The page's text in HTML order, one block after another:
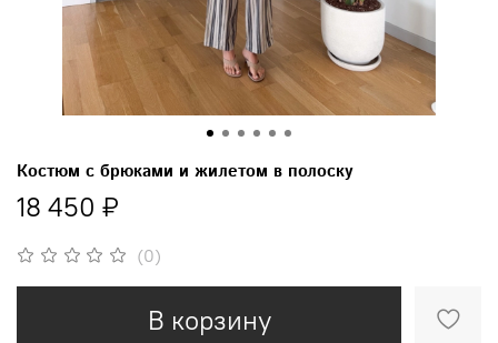
(0)
Костюм с брюками и жилетом в полоску
18 450 ₽
В корзину